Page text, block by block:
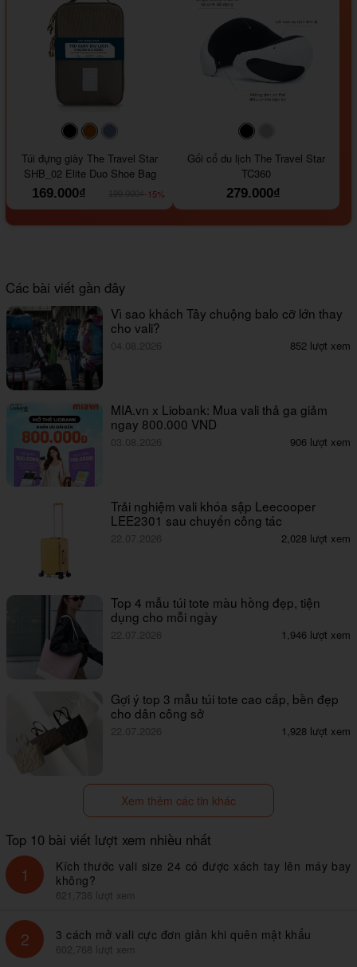
#000000#964B00
Túi đựng giày The Travel Star
SHB_02 Elite Duo Shoe Bag
169.000₫
-15%
Gối cổ du lịch The Travel Star
TC360
279.000₫
Các bài viết gần đây
Vì sao khách Tây chuộng balo cỡ lớn thay
cho vali?
04.08.2026 852 lượt xem
MIA.vn x Liobank: Mua vali thả ga giảm
ngay 800.000 VND
03.08.2026 906 lượt xem
Trải nghiệm vali khóa sập Leecooper
LEE2301 sau chuyến công tác
22.07.2026 2,028 lượt xem
Top 4 mẫu túi tote màu hồng đẹp, tiện
dụng cho mỗi ngày
22.07.2026 1,946 lượt xem
Gợi ý top 3 mẫu túi tote cao cấp, bền đẹp
cho dân công sở
22.07.2026 1,928 lượt xem
Xem thêm các tin khác
Top 10 bài viết lượt xem nhiều nhất
1
Kích thước vali size 24 có được xách tay lên máy bay
không?
621,736 lượt xem
2 3 cách mở vali cực đơn giản khi quên mật khẩu
602,768 lượt xem